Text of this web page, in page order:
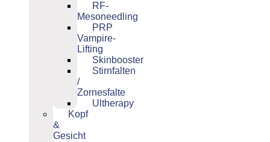
RF-
Mesoneedling
PRP
Vampire-
Lifting
Skinbooster
Stirnfalten
/
Zornesfalte
Ultherapy
Kopf
&
Gesicht